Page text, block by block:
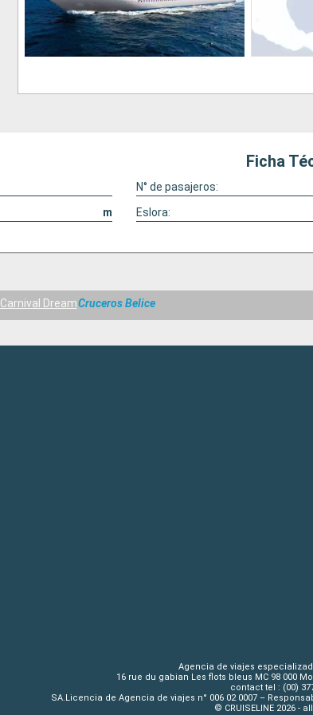
Ficha
N° de pasajeros:
m Eslora:
Carnival DreamCruceros Belice
Agencia de viajes
16 rue du gabian Les flots bleus MC 98 000
contact tel : (00)
SA.Licencia de Agencia de viajes n° 006 02 0007 –
© CRUISELINE 2026 -